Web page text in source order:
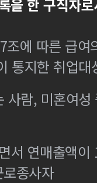
을 한 구직자
조에 따른 급
통지한 취업
사람, 미혼여
서 연매출액
종사자